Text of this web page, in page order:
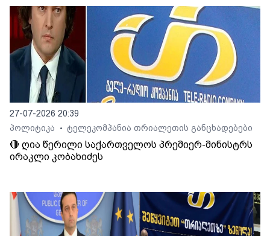
27-07-2026 20:39
პოლიტიკა
• ტელეკომპანია თრიალეთის განცხადებები
🔴 ღია წერილი საქართველოს პრემიერ-მინისტრს
ირაკლი კობახიძეს